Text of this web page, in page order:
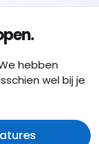
hebben
wel bij je